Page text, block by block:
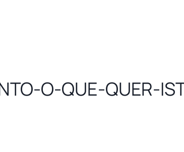
O-QUE-QUER-